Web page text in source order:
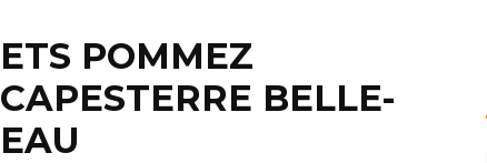
ETS POMMEZ
CAPESTERRE BELLE-
EAU